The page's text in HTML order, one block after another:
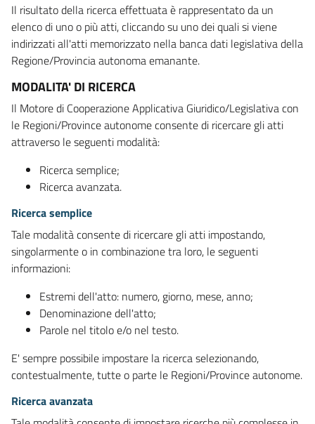
Il risultato della ricerca effettuata è rappresentato da un
elenco di uno o più atti, cliccando su uno dei quali si viene
indirizzati all'atti memorizzato nella banca dati legislativa della
Regione/Provincia autonoma emanante.
MODALITA' DI RICERCA
Il Motore di Cooperazione Applicativa Giuridico/Legislativa con
le Regioni/Province autonome consente di ricercare gli atti
attraverso le seguenti modalità:
Ricerca semplice;
Ricerca avanzata.
Ricerca semplice
Tale modalità consente di ricercare gli atti impostando,
singolarmente o in combinazione tra loro, le seguenti
informazioni:
Estremi dell'atto: numero, giorno, mese, anno;
Denominazione dell'atto;
Parole nel titolo e/o nel testo.
E' sempre possibile impostare la ricerca selezionando,
contestualmente, tutte o parte le Regioni/Province autonome.
Ricerca avanzata